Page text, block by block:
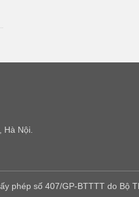
Nội.
phép số 407/GP-BTTTT do Bộ